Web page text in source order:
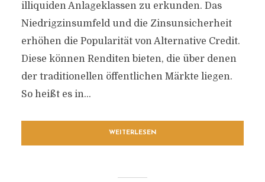
illiquiden Anlageklassen zu erkunden. Das
Niedrigzinsumfeld und die Zinsunsicherheit
erhöhen die Popularität von Alternative Credit.
Diese können Renditen bieten, die über denen
der traditionellen öffentlichen Märkte liegen.
So heißt es in...
WEITERLESEN